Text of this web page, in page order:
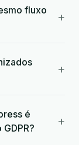
fluxo
+
+
é
+